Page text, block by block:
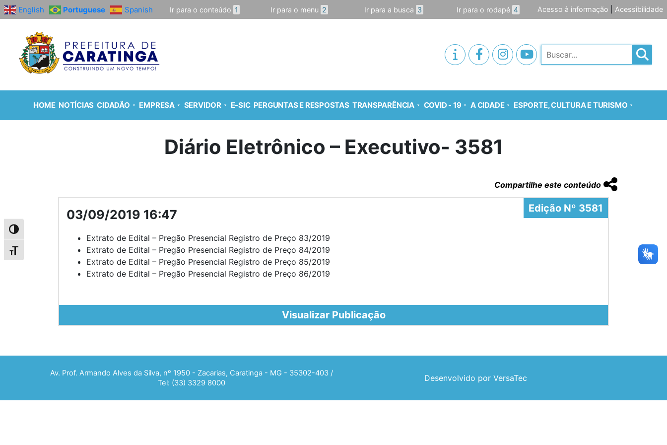
Alternar alto contraste
Alternar tamanho da fonte
English Portuguese Spanish Ir para o conteúdo 1 Ir para o menu 2 Ir para a busca 3 Ir para o rodapé 4 Acesso à informação Acessibilidade
Pesquisar
HOME NOTÍCIAS CIDADÃO EMPRESA SERVIDOR E-SIC PERGUNTAS E RESPOSTAS TRANSPARÊNCIA COVID - 19 A CIDADE ESPORTE, CULTURA E TURISMO
Diário Eletrônico – Executivo- 3581
Compartilhe este conteúdo
Edição Nº 3581
03/09/2019 16:47
Extrato de Edital – Pregão Presencial Registro de Preço 83/2019
Extrato de Edital – Pregão Presencial Registro de Preço 84/2019
Extrato de Edital – Pregão Presencial Registro de Preço 85/2019
Extrato de Edital – Pregão Presencial Registro de Preço 86/2019
Visualizar Publicação
Av. Prof. Armando Alves da Silva, nº 1950 - Zacarias, Caratinga - MG - 35302-403 /
Tel: (33) 3329 8000
Desenvolvido por VersaTec